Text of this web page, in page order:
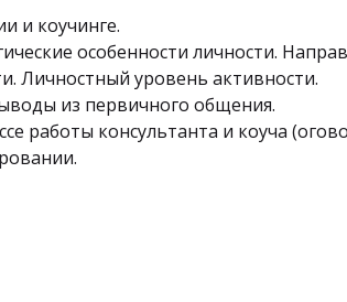
и коучинге.
особенности личности.
Личностный уровень активности.
из первичного общения.
работы консультанта и коуча